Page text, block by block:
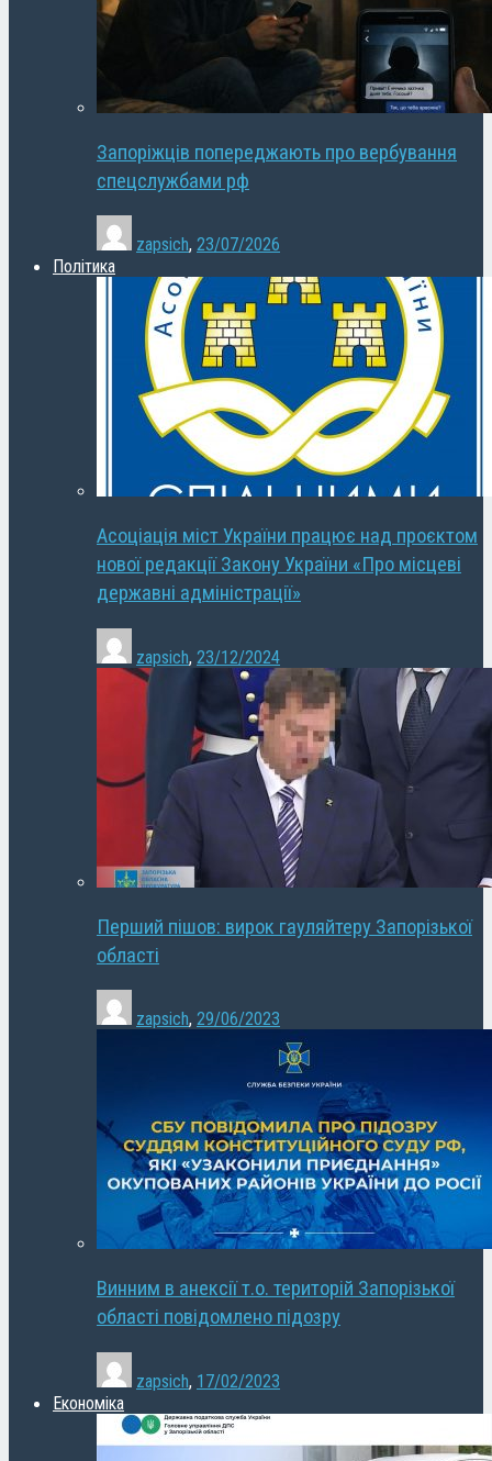
Запоріжців попереджають про вербування
спецслужбами рф
zapsich, 23/07/2026
Політика
Асоціація міст України працює над проєктом
нової редакції Закону України «Про місцеві
державні адміністрації»
zapsich, 23/12/2024
Перший пішов: вирок гауляйтеру Запорізької
області
zapsich, 29/06/2023
Винним в анексії т.о. територій Запорізької
області повідомлено підозру
zapsich, 17/02/2023
Економіка